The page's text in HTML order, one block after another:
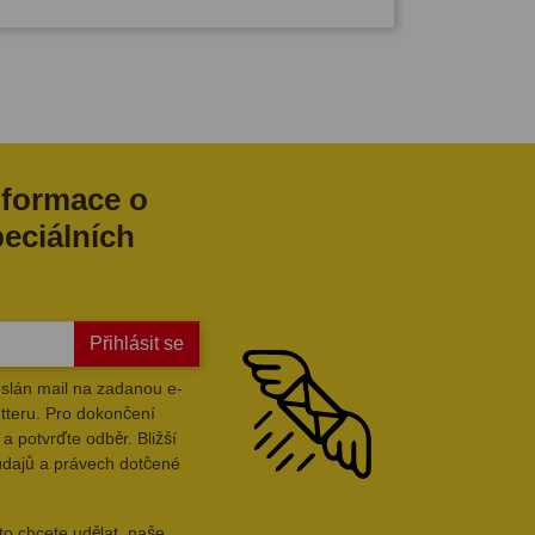
o
Přihlásit se
mail na zadanou e-
Pro dokončení
potvrďte odběr. Bližší
a právech dotčené